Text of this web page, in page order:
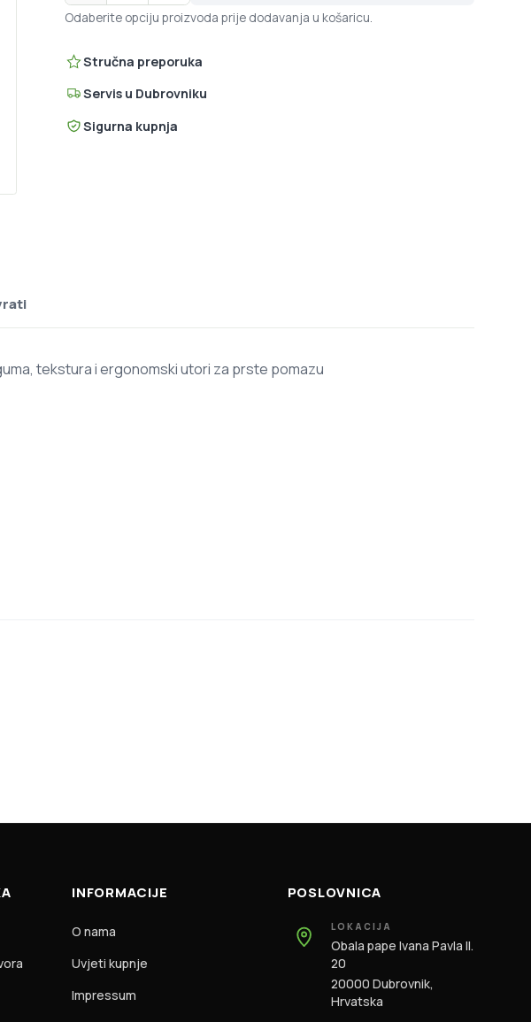
Odaberite opciju proizvoda prije dodavanja u košaricu.
Stručna preporuka
Servis u Dubrovniku
Sigurna kupnja
tekstura i ergonomski utori za prste pomazu
INFORMACIJE
O nama
Uvjeti kupnje
Impressum
POSLOVNICA
LOKACIJA
Obala pape Ivana Pavla II.
20
20000 Dubrovnik,
Hrvatska